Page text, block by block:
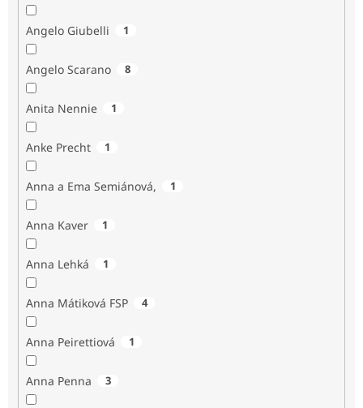
Angelo Giubelli 1
Angelo Scarano 8
Anita Nennie 1
Anke Precht 1
Anna a Ema Semiánová, 1
Anna Kaver 1
Anna Lehká 1
Anna Mátiková FSP 4
Anna Peirettiová 1
Anna Penna 3